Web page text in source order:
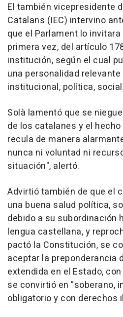
El también vicepresidente
Catalans (IEC) intervino
que el Parlament lo
primera vez, del artículo
institución, según el cual
una personalidad
institucional, política,
Solà lamentó que se
de los catalanes y el
recula de manera
nunca ni voluntad ni
situación", alertó.
Advirtió también de que el
una buena salud política,
debido a su subordinación
lengua castellana, y
pactó la Constitución, se
aceptar la preponderancia
extendida en el Estado,
se convirtió en "soberano,
obligatorio y con derechos